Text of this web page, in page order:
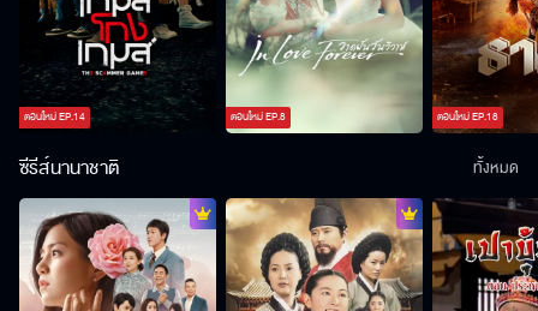
ตอนใหม่EP.14 ตอนใหม่EP.8 ตอนใหม่EP.18
ซีรีส์นานาชาติ ทั้งหมด